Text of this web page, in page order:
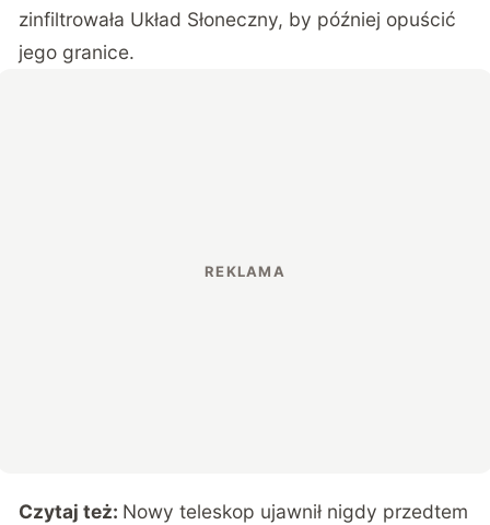
zinfiltrowała Układ Słoneczny, by później opuścić
jego granice.
Czytaj też: Nowy teleskop ujawnił nigdy przedtem